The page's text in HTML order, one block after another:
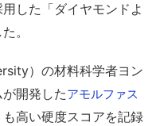
した「ダイヤモンドよ
。
）の材料科学者ヨン
開発したアモルファス
高い硬度スコアを記録